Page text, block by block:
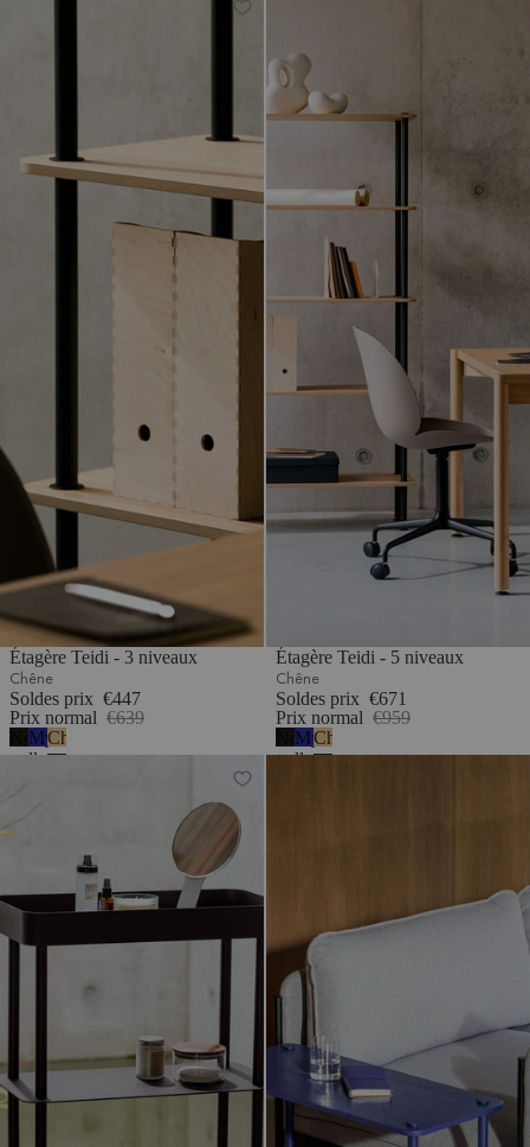
Étagère Teidi - 3 niveaux
Chêne
Soldes prix €447
Prix normal €639
Noir
volcan
Myrtille
douce
Chêne
Étagère Teidi - 5 niveaux
Chêne
Soldes prix €671
Prix normal €959
Noir
volcan
Myrtille
douce
Chêne